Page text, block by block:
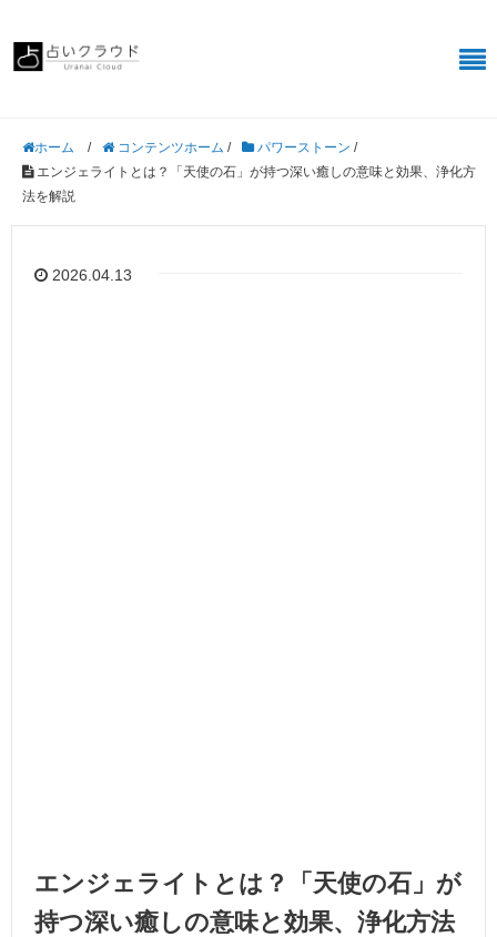
ホーム / コンテンツホーム / パワーストーン /
エンジェライトとは？「天使の石」が持つ深い癒しの意味と効果、浄化方
法を解説
2026.04.13
エンジェライトとは？「天使の石」が
持つ深い癒しの意味と効果、浄化方法